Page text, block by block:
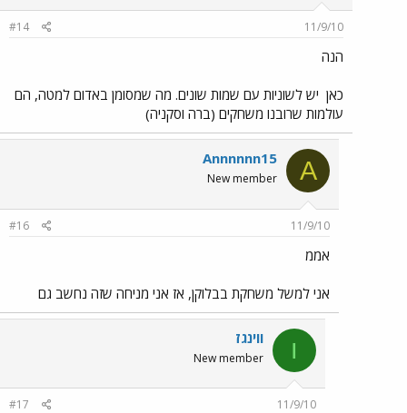
11/9/10
#14
הנה
כאן יש לשוניות עם שמות שונים. מה שמסומן באדום למטה, הם
עולמות שרובנו משחקים (ברה וסקניה)
A
Annnnnn15
New member
11/9/10
#16
אממ
אני למשל משחקת בבלוקן, אז אני מניחה שזה נחשב גם
ו ווינגז
New member
11/9/10
#17